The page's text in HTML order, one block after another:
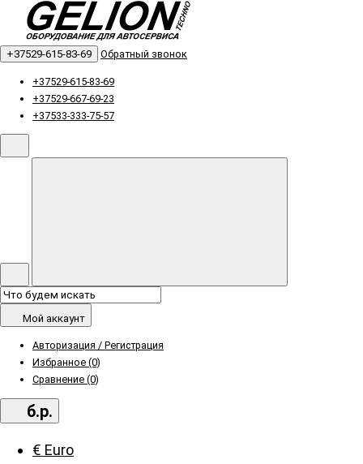
+37529-615-83-69 Обратный звонок
+37529-615-83-69
+37529-667-69-23
+37533-333-75-57
Мой аккаунт
Авторизация / Регистрация
Избранное (0)
Сравнение (0)
б.р.
€ Euro